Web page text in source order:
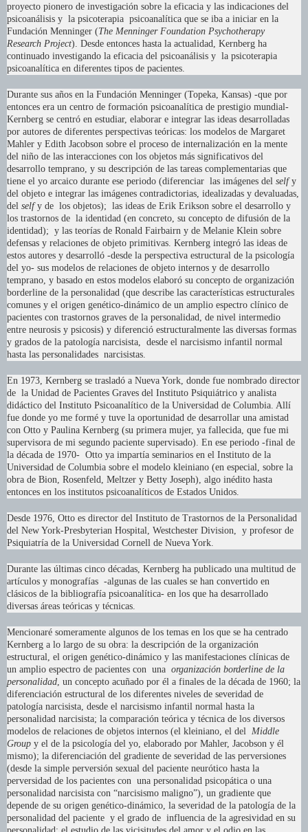
proyecto pionero de investigación sobre la eficacia y las indicaciones del
psicoanálisis y la psicoterapia psicoanalítica que se iba a iniciar en la
Fundación Menninger (The Menninger Foundation Psychotherapy
Research Project). Desde entonces hasta la actualidad, Kernberg ha
continuado investigando la eficacia del psicoanálisis y la psicoterapia
psicoanalítica en diferentes tipos de pacientes.
Durante sus años en la Fundación Menninger (Topeka, Kansas) -que por
entonces era un centro de formación psicoanalítica de prestigio mundial-
Kernberg se centró en estudiar, elaborar e integrar las ideas desarrolladas
por autores de diferentes perspectivas teóricas: los modelos de Margaret
Mahler y Edith Jacobson sobre el proceso de internalización en la mente
del niño de las interacciones con los objetos más significativos del
desarrollo temprano, y su descripción de las tareas complementarias que
tiene el yo arcaico durante ese periodo (diferenciar las imágenes del selfy
del objeto e integrar las imágenes contradictorias, idealizadas y devaluadas,
del selfy de los objetos); las ideas de Erik Erikson sobre el desarrollo y
los trastornos de la identidad (en concreto, su concepto de difusión de la
identidad); y las teorías de Ronald Fairbairn y de Melanie Klein sobre
defensas y relaciones de objeto primitivas. Kernberg integró las ideas de
estos autores y desarrolló -desde la perspectiva estructural de la psicología
del yo- sus modelos de relaciones de objeto internos y de desarrollo
temprano, y basado en estos modelos elaboró su concepto de organización
borderline de la personalidad (que describe las características estructurales
comunes y el origen genético-dinámico de un amplio espectro clínico de
pacientes con trastornos graves de la personalidad, de nivel intermedio
entre neurosis y psicosis) y diferenció estructuralmente las diversas formas
y grados de la patología narcisista, desde el narcisismo infantil normal
hasta las personalidades narcisistas.
En 1973, Kernberg se trasladó a Nueva York, donde fue nombrado director
de la Unidad de Pacientes Graves del Instituto Psiquiátrico y analista
didáctico del Instituto Psicoanalítico de la Universidad de Columbia. Allí
fue donde yo me formé y tuve la oportunidad de desarrollar una amistad
con Otto y Paulina Kernberg (su primera mujer, ya fallecida, que fue mi
supervisora de mi segundo paciente supervisado). En ese periodo -final de
la década de 1970- Otto ya impartía seminarios en el Instituto de la
Universidad de Columbia sobre el modelo kleiniano (en especial, sobre la
obra de Bion, Rosenfeld, Meltzer y Betty Joseph), algo inédito hasta
entonces en los institutos psicoanalíticos de Estados Unidos.
Desde 1976, Otto es director del Instituto de Trastornos de la Personalidad
del New York-Presbyterian Hospital, Westchester Division, y profesor de
Psiquiatría de la Universidad Cornell de Nueva York.
Durante las últimas cinco décadas, Kernberg ha publicado una multitud de
artículos y monografías -algunas de las cuales se han convertido en
clásicos de la bibliografía psicoanalítica- en los que ha desarrollado
diversas áreas teóricas y técnicas.
Mencionaré someramente algunos de los temas en los que se ha centrado
Kernberg a lo largo de su obra: la descripción de la organización
estructural, el origen genético-dinámico y las manifestaciones clínicas de
un amplio espectro de pacientes con una organización borderline de la
personalidad , un concepto acuñado por él a finales de la década de 1960; la
diferenciación estructural de los diferentes niveles de severidad de
patología narcisista, desde el narcisismo infantil normal hasta la
personalidad narcisista; la comparación teórica y técnica de los diversos
modelos de relaciones de objetos internos (el kleiniano, el del Middle
Group y el de la psicología del yo, elaborado por Mahler, Jacobson y él
mismo); la diferenciación del gradiente de severidad de las perversiones
(desde la simple perversión sexual del paciente neurótico hasta la
perversidad de los pacientes con una personalidad psicopática o una
personalidad narcisista con “narcisismo maligno”), un gradiente que
depende de su origen genético-dinámico, la severidad de la patología de la
personalidad del paciente y el grado de influencia de la agresividad en su